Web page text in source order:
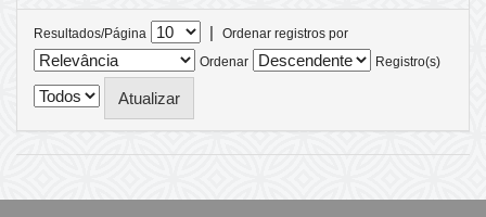
Resultados/Página |
Ordenar registros por
Ordenar
Registro(s)